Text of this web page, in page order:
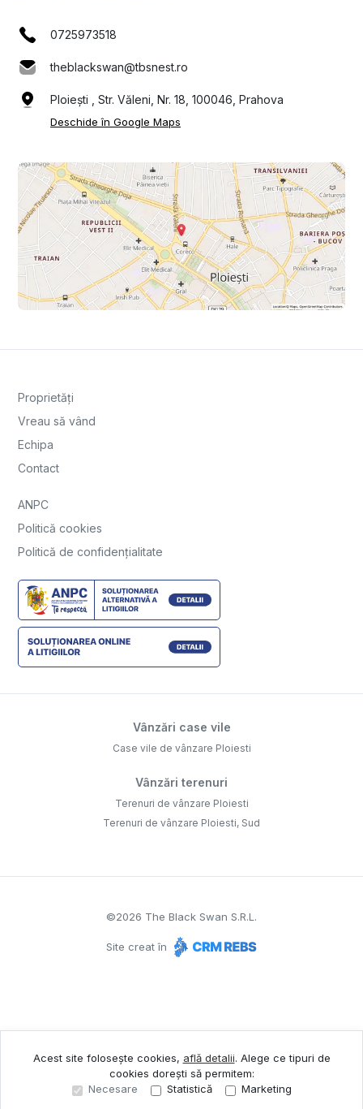
0725973518
theblackswan@tbsnest.ro
Ploiești , Str. Văleni, Nr. 18, 100046, Prahova
Deschide în Google Maps
Proprietăți
Vreau să vând
Echipa
Contact
ANPC
Politică cookies
Politică de confidențialitate
Vânzări case vile
Case vile de vânzare Ploiesti
Vânzări terenuri
Terenuri de vânzare Ploiesti
Terenuri de vânzare Ploiesti, Sud
©2026 The Black Swan S.R.L.
Site creat în
Acest site folosește cookies, află detalii. Alege ce tipuri de
cookies dorești să permitem:
Necesare
Statistică Marketing